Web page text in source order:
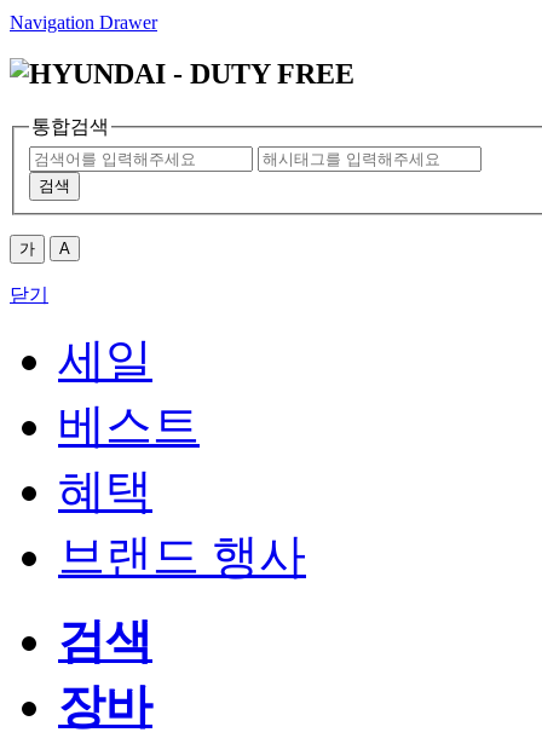
Navigation Drawer
통합검색
검색
가 A
닫기
세일
베스트
혜택
브랜드 행사
검색
장바